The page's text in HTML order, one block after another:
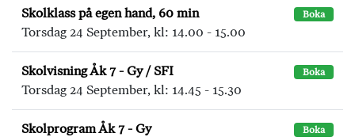
Skolklass på egen hand, 60 min Boka
Torsdag 24 September, kl: 14.00 - 15.00
Skolvisning Åk 7 - Gy / SFI Boka
Torsdag 24 September, kl: 14.45 - 15.30
Skolprogram Åk 7 - Gy Boka